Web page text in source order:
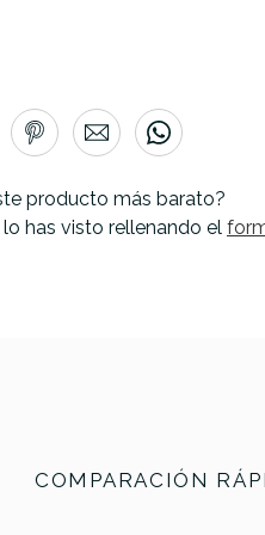
producto más barato?
has visto rellenando el
COMPARACIÓN